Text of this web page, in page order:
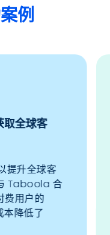
例
全球客
提升全球客
Taboola 合
费用户的
本降低了